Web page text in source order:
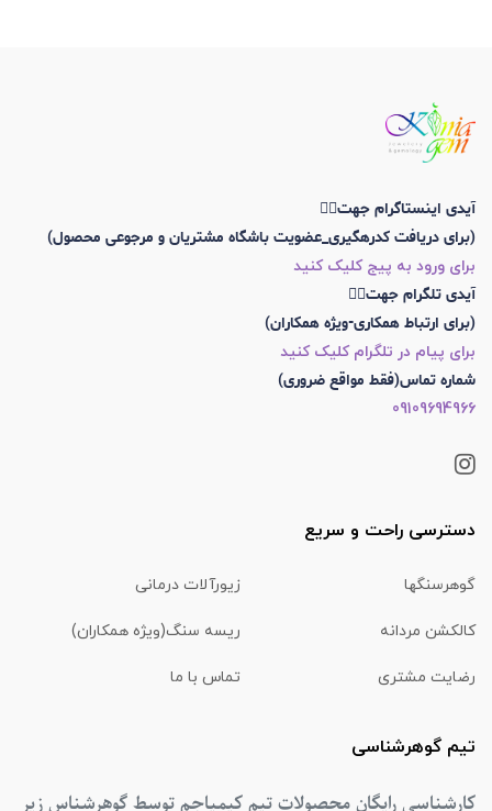
آیدی اینستاگرام جهت👇🏼
(برای دریافت کدرهگیری_عضویت باشگاه مشتریان و مرجوعی محصول)
برای ورود به پیج کلیک کنید
آیدی تلگرام جهت👇🏼
(برای ارتباط همکاری-ویژه همکاران)
برای پیام در تلگرام کلیک کنید
شماره تماس(فقط مواقع ضروری)
09109694966
دسترسی راحت و سریع
گوهرسنگها زیورآلات درمانی
کالکشن مردانه ریسه سنگ(ویژه همکاران)
رضایت مشتری تماس با ما
تیم گوهرشناسی
کارشناسی رایگان محصولات تیم کیمیاجم توسط گوهرشناس زیر